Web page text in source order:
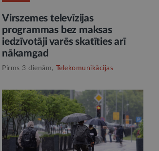
Virszemes televīzijas
programmas bez maksas
iedzīvotāji varēs skatīties arī
nākamgad
Pirms 3 dienām, Telekomunikācijas